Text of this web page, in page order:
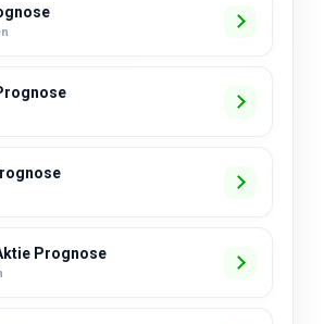
Prognose